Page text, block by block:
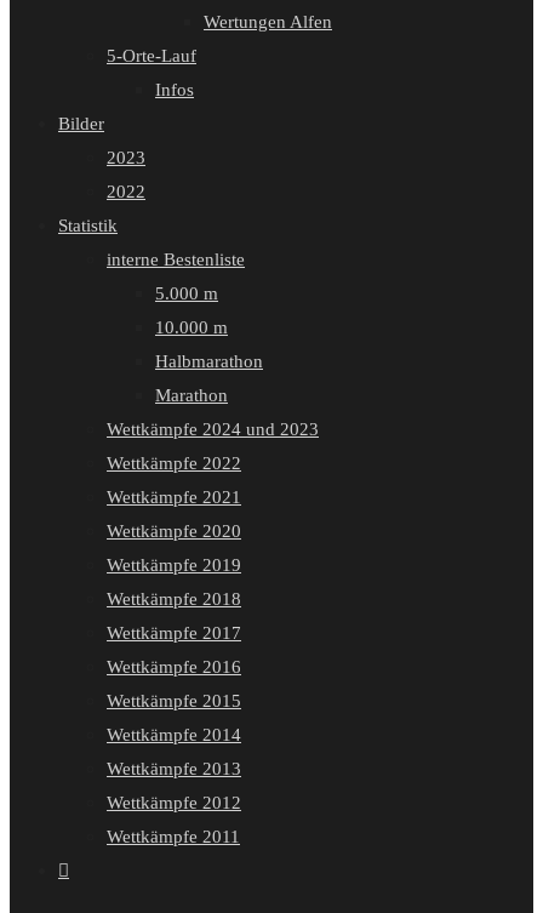
Wertungen Alfen
5-Orte-Lauf
Infos
Bilder
2023
2022
Statistik
interne Bestenliste
5.000 m
10.000 m
Halbmarathon
Marathon
Wettkämpfe 2024 und 2023
Wettkämpfe 2022
Wettkämpfe 2021
Wettkämpfe 2020
Wettkämpfe 2019
Wettkämpfe 2018
Wettkämpfe 2017
Wettkämpfe 2016
Wettkämpfe 2015
Wettkämpfe 2014
Wettkämpfe 2013
Wettkämpfe 2012
Wettkämpfe 2011
Website-